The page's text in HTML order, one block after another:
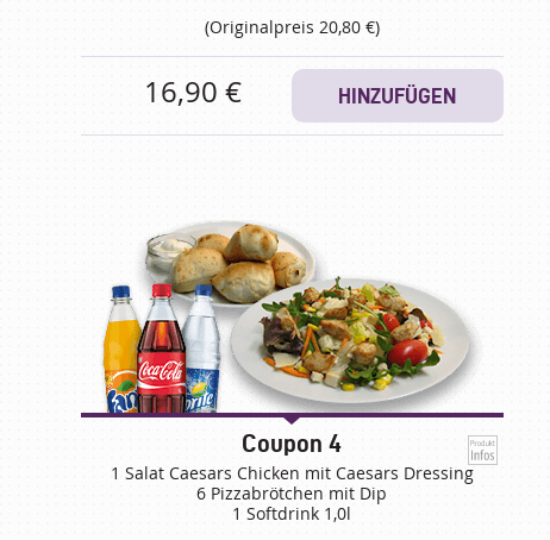
(Originalpreis 20,80 €)
16,90 € HINZUFÜGEN
Coupon 4
1 Salat Caesars Chicken mit Caesars Dressing
6 Pizzabrötchen mit Dip
1 Softdrink 1,0l